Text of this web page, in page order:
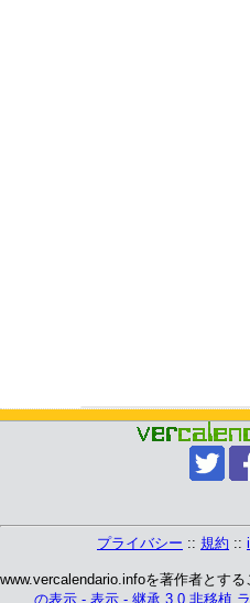
プライバシー :: 規約 ::
www.vercalendario.infoを著作者とする
の表示 - 表示 - 継承 3.0 非移植